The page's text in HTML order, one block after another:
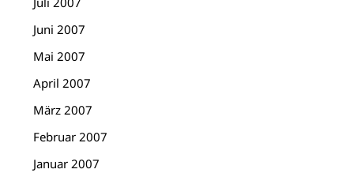
Juni 2007
Mai 2007
April 2007
März 2007
Februar 2007
Januar 2007